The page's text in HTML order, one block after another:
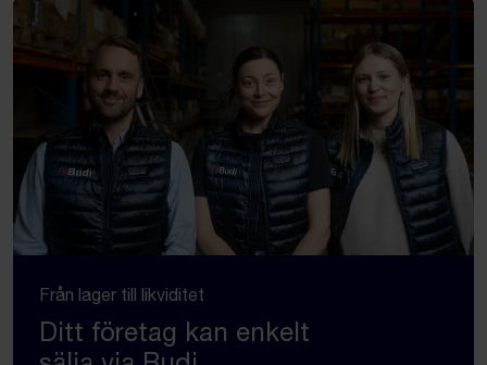
Från lager till likviditet
Ditt företag kan enkelt